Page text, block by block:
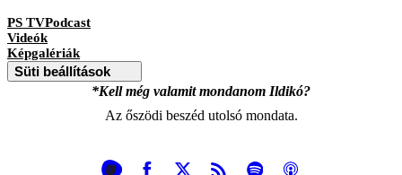
PS TVPodcast
Videók
Képgalériák
Süti beállítások
*Kell még valamit mondanom Ildikó?
Az őszödi beszéd utolsó mondata.